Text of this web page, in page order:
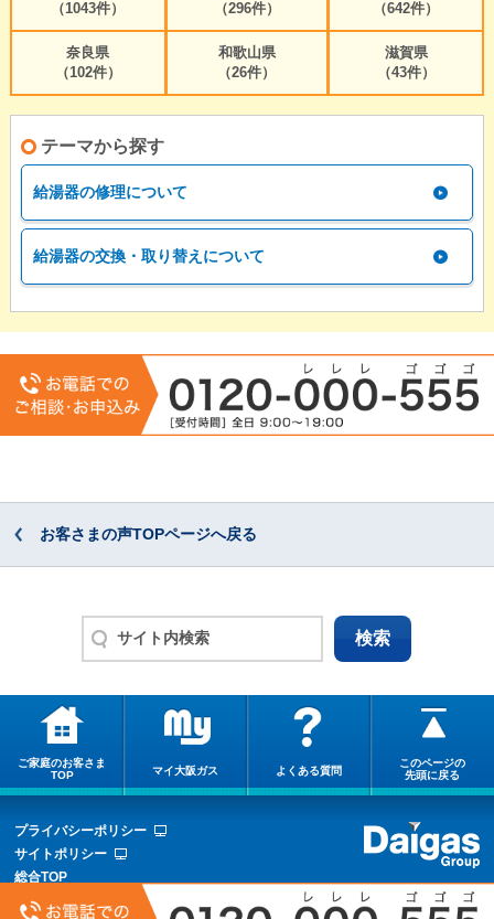
（1043件）
（296件）
（642件）
奈良県
（102件）
和歌山県
（26件）
滋賀県
（43件）
テーマから探す
給湯器の修理について
給湯器の交換・取り替えについて
お客さまの声TOPページへ戻る
ご家庭のお客さま
TOP
マイ大阪ガス よくある質問
このページの
先頭に戻る
プライバシーポリシー
サイトポリシー
総合TOP
サイトマップ